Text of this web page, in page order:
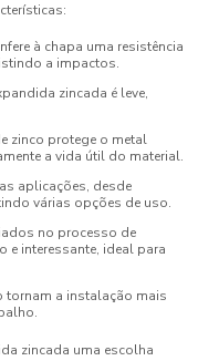
à chapa uma resistência
a impactos.
zincada é leve,
zinco protege o metal
a vida útil do material.
aplicações, desde
várias opções de uso.
no processo de
interessante, ideal para
tornam a instalação mais
zincada uma escolha